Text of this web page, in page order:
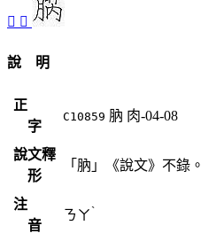
󷭩 𦜬
說 明
正
字
C10859 肭 肉-04-08
說文釋
形
「肭」《說文》不錄。
注
音
ㄋㄚ ˋ